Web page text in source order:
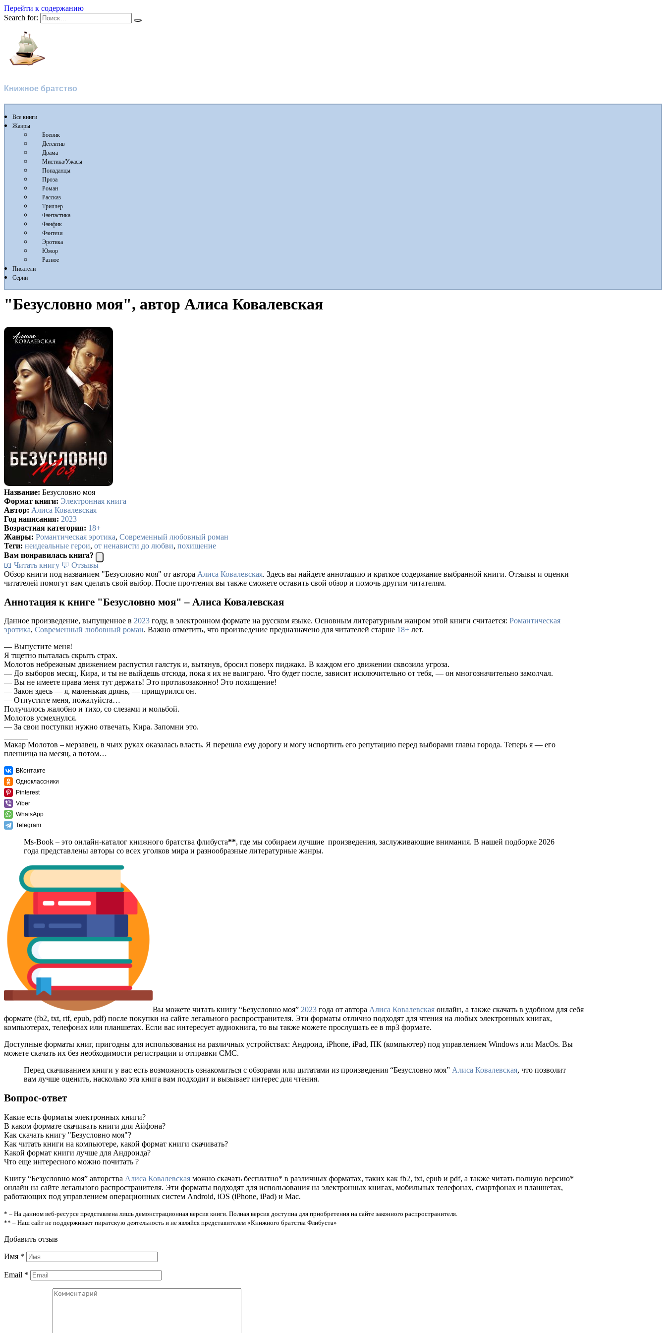
Перейти к содержанию
Search for:
Книжное братство
Все книги
Жанры
Боевик
Детектив
Драма
Мистика/Ужасы
Попаданцы
Проза
Роман
Рассказ
Триллер
Фантастика
Фанфик
Фэнтези
Эротика
Юмор
Разное
Писатели
Серии
"Безусловно моя", автор Алиса Ковалевская
Название: Безусловно моя
Формат книги: Электронная книга
Автор: Алиса Ковалевская
Год написания: 2023
Возрастная категория: 18+
Жанры: Романтическая эротика, Современный любовный роман
Теги: неидеальные герои, от ненависти до любви, похищение
Вам понравилась книга?
📖 Читать книгу 💬 Отзывы
Обзор книги под названием "Безусловно моя" от автора Алиса Ковалевская. Здесь вы найдете аннотацию и краткое содержание выбранной книги. Отзывы и оценки
читателей помогут вам сделать свой выбор. После прочтения вы также сможете оставить свой обзор и помочь другим читателям.
Аннотация к книге "Безусловно моя" – Алиса Ковалевская
Данное произведение, выпущенное в 2023 году, в электронном формате на русском языке. Основным литературным жанром этой книги считается: Романтическая
эротика, Современный любовный роман. Важно отметить, что произведение предназначено для читателей старше 18+ лет.
— Выпустите меня!
Я тщетно пыталась скрыть страх.
Молотов небрежным движением распустил галстук и, вытянув, бросил поверх пиджака. В каждом его движении сквозила угроза.
— До выборов месяц, Кира, и ты не выйдешь отсюда, пока я их не выиграю. Что будет после, зависит исключительно от тебя, — он многозначительно замолчал.
— Вы не имеете права меня тут держать! Это противозаконно! Это похищение!
— Закон здесь — я, маленькая дрянь, — прищурился он.
— Отпустите меня, пожалуйста…
Получилось жалобно и тихо, со слезами и мольбой.
Молотов усмехнулся.
— За свои поступки нужно отвечать, Кира. Запомни это.
Макар Молотов – мерзавец, в чьих руках оказалась власть. Я перешла ему дорогу и могу испортить его репутацию перед выборами главы города. Теперь я — его
пленница на месяц, а потом…
ВКонтакте
Одноклассники
Pinterest
Viber
WhatsApp
Telegram
Ms-Book – это онлайн-каталог книжного братства флибуста**, где мы собираем лучшие произведения, заслуживающие внимания. В нашей подборке 2026
года представлены авторы со всех уголков мира и разнообразные литературные жанры.
Вы можете читать книгу “Безусловно моя” 2023 года от автора Алиса Ковалевская онлайн, а также скачать в удобном для себя
формате (fb2, txt, rtf, epub, pdf) после покупки на сайте легального распространителя. Эти форматы отлично подходят для чтения на любых электронных книгах,
компьютерах, телефонах или планшетах. Если вас интересует аудиокнига, то вы также можете прослушать ее в mp3 формате.
Доступные форматы книг, пригодны для использования на различных устройствах: Андроид, iPhone, iPad, ПК (компьютер) под управлением Windows или MacOs. Вы
можете скачать их без необходимости регистрации и отправки СМС.
Перед скачиванием книги у вас есть возможность ознакомиться с обзорами или цитатами из произведения “Безусловно моя” Алиса Ковалевская, что позволит
вам лучше оценить, насколько эта книга вам подходит и вызывает интерес для чтения.
Вопрос-ответ
Какие есть форматы электронных книги?
В каком формате скачивать книги для Айфона?
Как скачать книгу "Безусловно моя"?
Как читать книги на компьютере, какой формат книги скачивать?
Какой формат книги лучше для Андроида?
Что еще интересного можно почитать ?
Книгу “Безусловно моя” авторства Алиса Ковалевская можно скачать бесплатно* в различных форматах, таких как fb2, txt, epub и pdf, а также читать полную версию*
онлайн на сайте легального распространителя. Эти форматы подходят для использования на электронных книгах, мобильных телефонах, смартфонах и планшетах,
работающих под управлением операционных систем Android, iOS (iPhone, iPad) и Mac.
* – На данном веб-ресурсе представлена лишь демонстрационная версия книги. Полная версия доступна для приобретения на сайте законного распространителя.
** – Наш сайт не поддерживает пиратскую деятельность и не являйся представителем «Книжного братства Флибуста»
Добавить отзыв
Имя *
Email *